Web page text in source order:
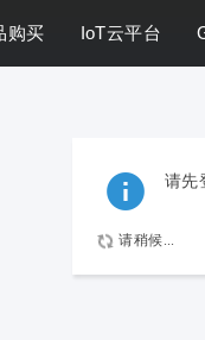
购买 IoT云平台
请先
请稍候...